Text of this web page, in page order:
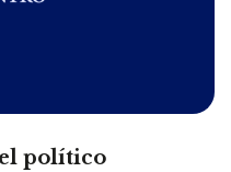
político